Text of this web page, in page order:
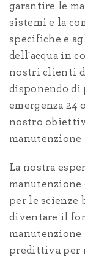
garantire le
sistemi e la
specifiche e
dell'acqua in
nostri clienti
disponendo di
emergenza 24
nostro
La nostra
per le scienze
diventare il
manutenzione
predittiva per